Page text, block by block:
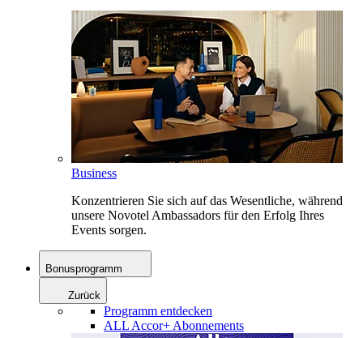
Business
Konzentrieren Sie sich auf das Wesentliche, während
unsere Novotel Ambassadors für den Erfolg Ihres
Events sorgen.
Bonusprogramm
Zurück
Programm entdecken
ALL Accor+ Abonnements